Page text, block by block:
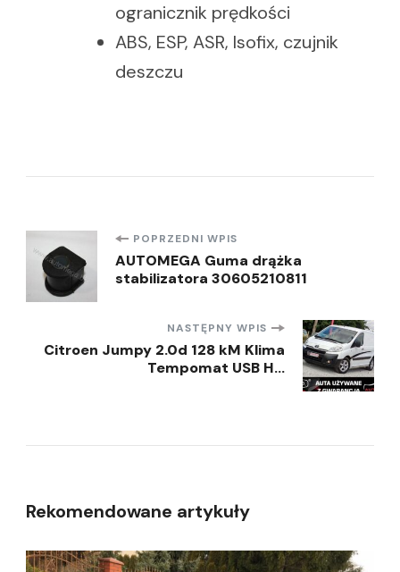
ogranicznik prędkości
ABS, ESP, ASR, Isofix, czujnik
deszczu
Nawigacja
wpisu
POPRZEDNI WPIS
AUTOMEGA Guma drążka
stabilizatora 30605210811
NASTĘPNY WPIS
Citroen Jumpy 2.0d 128 kM Klima
Tempomat USB H…
Rekomendowane artykuły